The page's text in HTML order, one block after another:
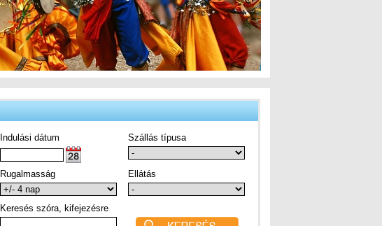
Indulási dátum Szállás típusa
Rugalmasság Ellátás
Keresés szóra, kifejezésre